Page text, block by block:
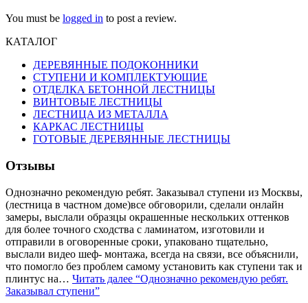
You must be logged in to post a review.
КАТАЛОГ
ДЕРЕВЯННЫЕ ПОДОКОННИКИ
СТУПЕНИ И КОМПЛЕКТУЮЩИЕ
ОТДЕЛКА БЕТОННОЙ ЛЕСТНИЦЫ
ВИНТОВЫЕ ЛЕСТНИЦЫ
ЛЕСТНИЦА ИЗ МЕТАЛЛА
КАРКАС ЛЕСТНИЦЫ
ГОТОВЫЕ ДЕРЕВЯННЫЕ ЛЕСТНИЦЫ
Отзывы
Однозначно рекомендую ребят. Заказывал ступени из Москвы,
(лестница в частном доме)все обговорили, сделали онлайн
замеры, выслали образцы окрашенные нескольких оттенков
для более точного сходства с ламинатом, изготовили и
отправили в оговоренные сроки, упаковано тщательно,
выслали видео шеф- монтажа, всегда на связи, все объяснили,
что помогло без проблем самому установить как ступени так и
плинтус на… Читать далее “Однозначно рекомендую ребят.
Заказывал ступени”